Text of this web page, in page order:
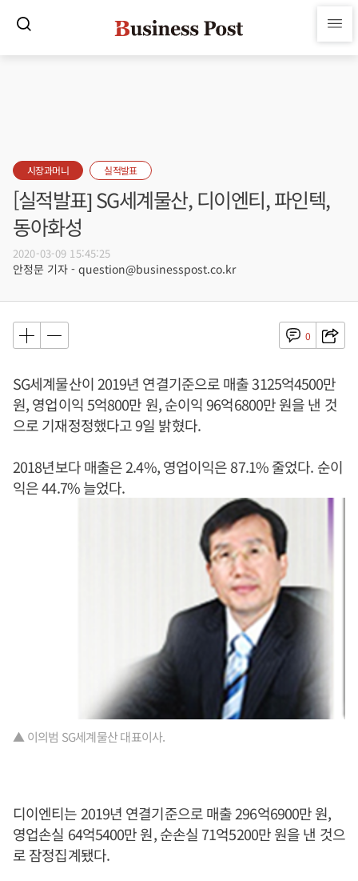
시장과머니 실적발표
[실적발표] SG세계물산, 디이엔티, 파인텍,
동아화성
2020-03-09 15:45:25
안정문 기자 - question@businesspost.co.kr
0
SG세계물산이 2019년 연결기준으로 매출 3125억4500만
원, 영업이익 5억800만 원, 순이익 96억6800만 원을 낸 것
으로 기재정정했다고 9일 밝혔다.
2018년보다 매출은 2.4%, 영업이익은 87.1% 줄었다. 순이
익은 44.7% 늘었다.
▲ 이의범 SG세계물산 대표이사.
디이엔티는 2019년 연결기준으로 매출 296억6900만 원,
영업손실 64억5400만 원, 순손실 71억5200만 원을 낸 것으
로 잠정집계됐다.